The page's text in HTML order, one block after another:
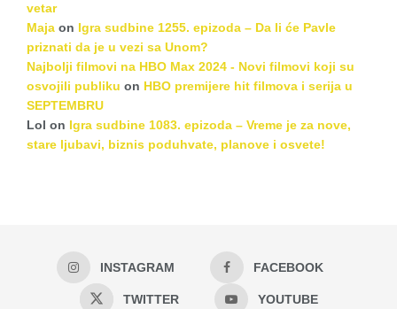
vetar
Maja on Igra sudbine 1255. epizoda – Da li će Pavle
priznati da je u vezi sa Unom?
Najbolji filmovi na HBO Max 2024 - Novi filmovi koji su
osvojili publiku on HBO premijere hit filmova i serija u
SEPTEMBRU
Lol on Igra sudbine 1083. epizoda – Vreme je za nove,
stare ljubavi, biznis poduhvate, planove i osvete!
INSTAGRAM FACEBOOK
TWITTER YOUTUBE